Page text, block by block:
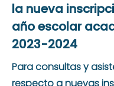
la nueva
año escolar
2023-2024
Para consultas y